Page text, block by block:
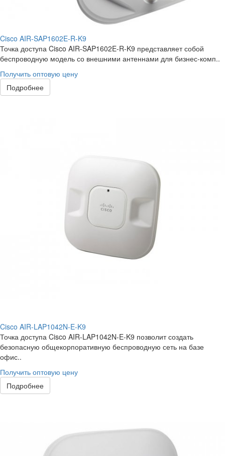
Cisco AIR-SAP1602E-R-K9
Точка доступа Cisco AIR-SAP1602E-R-K9 представляет собой
беспроводную модель со внешними антеннами для бизнес-комп..
Получить оптовую цену
Подробнее
Cisco AIR-LAP1042N-E-K9
Точка доступа Cisco AIR-LAP1042N-E-K9 позволит создать
безопасную общекорпоративную беспроводную сеть на базе
офис..
Получить оптовую цену
Подробнее